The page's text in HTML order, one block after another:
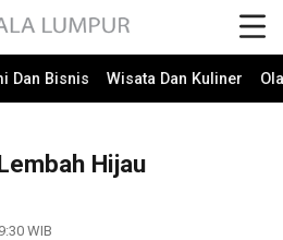
Dan Bisnis Wisata Dan Kuliner
Hijau
WIB